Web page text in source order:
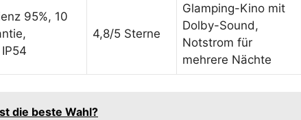
95%, 10
4,8/5 Sterne
Glamping-Kino mit
Dolby-Sound,
Notstrom für
mehrere Nächte
die beste Wahl?